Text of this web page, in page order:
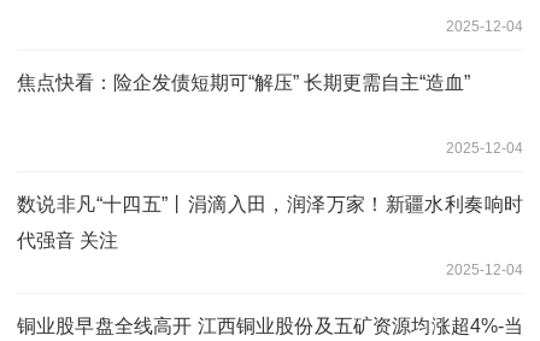
2025-12-04
焦点快看：险企发债短期可“解压” 长期更需自主“造血”
2025-12-04
数说非凡“十四五”丨涓滴入田，润泽万家！新疆水利奏响时
代强音 关注
2025-12-04
铜业股早盘全线高开 江西铜业股份及五矿资源均涨超4%-当